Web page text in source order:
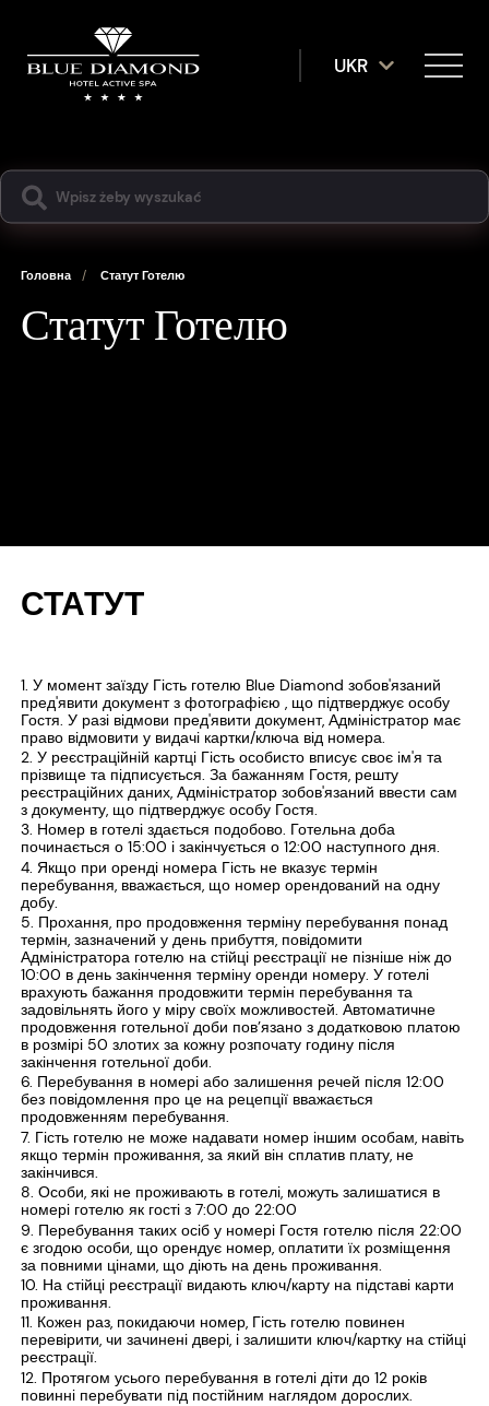
UKR
Головна / Статут Готелю
Статут Готелю
СТАТУТ
У момент заїзду Гість готелю Blue Diamond зобов'язаний
пред'явити документ з фотографією , що підтверджує особу
Гостя. У разі відмови пред'явити документ, Адміністратор має
право відмовити у видачі картки/ключа від номера.
У реєстраційній картці Гість особисто вписує своє ім'я та
прізвище та підписується. За бажанням Гостя, решту
реєстраційних даних, Адміністратор зобов'язаний ввести сам
з документу, що підтверджує особу Гостя.
Номер в готелі здається подобово. Готельна доба
починається о 15:00 і закінчується о 12:00 наступного дня.
Якщо при оренді номера Гість не вказує термін
перебування, вважається, що номер орендований на одну
добу.
Прохання, про продовження терміну перебування понад
термін, зазначений у день прибуття, повідомити
Адміністратора готелю на стійці реєстрації не пізніше ніж до
10:00 в день закінчення терміну оренди номеру. У готелі
врахують бажання продовжити термін перебування та
задовільнять його у міру своїх можливостей. Автоматичне
продовження готельної доби пов’язано з додатковою платою
в розмірі 50 злотих за кожну розпочату годину після
закінчення готельної доби.
Перебування в номері або залишення речей після 12:00
без повідомлення про це на рецепції вважається
продовженням перебування.
Гість готелю не може надавати номер іншим особам, навіть
якщо термін проживання, за який він сплатив плату, не
закінчився.
Особи, які не проживають в готелі, можуть залишатися в
номері готелю як гості з 7:00 до 22:00
Перебування таких осіб у номері Гостя готелю після 22:00
є згодою особи, що орендує номер, оплатити їх розміщення
за повними цінами, що діють на день проживання.
На стійці реєстрації видають ключ/карту на підставі карти
проживання.
Кожен раз, покидаючи номер, Гість готелю повинен
перевірити, чи зачинені двері, і залишити ключ/картку на стійці
реєстрації.
Протягом усього перебування в готелі діти до 12 років
повинні перебувати під постійним наглядом дорослих.